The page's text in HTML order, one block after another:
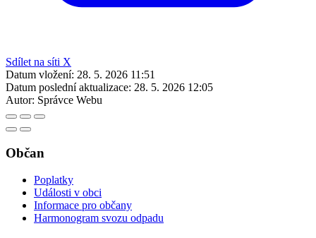
Sdílet na síti X
Datum vložení: 28. 5. 2026 11:51
Datum poslední aktualizace: 28. 5. 2026 12:05
Autor: Správce Webu
Občan
Poplatky
Události v obci
Informace pro občany
Harmonogram svozu odpadu